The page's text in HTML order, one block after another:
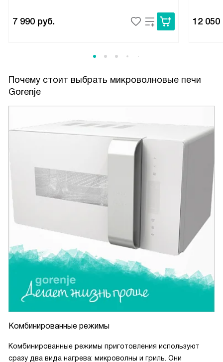
7 990 руб. 12 050
Почему стоит выбрать микроволновые печи
Gorenje
Комбинированные режимы
Комбинированные режимы приготовления используют
сразу два вида нагрева: микроволны и гриль. Они